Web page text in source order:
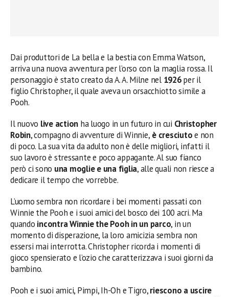
Dai produttori de La bella e la bestia con Emma Watson,
arriva una nuova avventura per l’orso con la maglia rossa. Il
personaggio è stato creato da A. A. Milne nel1926per il
figlio Christopher, il quale aveva un orsacchiotto simile a
Pooh.
Il nuovo live action ha luogo in un futuro in cui Christopher
Robin, compagno di avventure di Winnie, è cresciutoe non
di poco. La sua vita da adulto non è delle migliori, infatti il
suo lavoro è stressante e poco appagante. Al suo fianco
però ci sono una moglie e una figlia, alle quali non riesce a
dedicare il tempo che vorrebbe.
L’uomo sembra non ricordare i bei momenti passati con
Winnie the Pooh e i suoi amici del bosco dei 100 acri. Ma
quando incontra Winnie the Pooh in un parco, in un
momento di disperazione, la loro amicizia sembra non
essersi mai interrotta. Christopher ricorda i momenti di
gioco spensierato e l’ozio che caratterizzava i suoi giorni da
bambino.
Pooh e i suoi amici, Pimpi, Ih-Oh e Tigro,riescono a uscire